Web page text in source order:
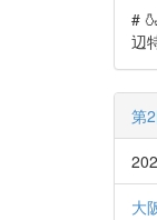
#
辺
第
大